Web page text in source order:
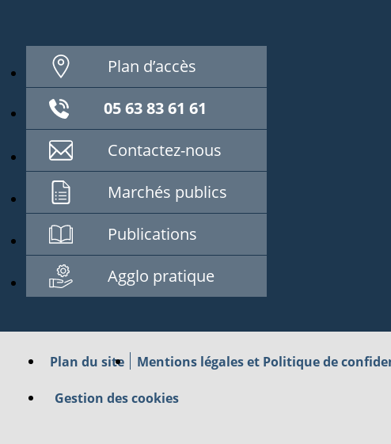
Plan d’accès
05 63 83 61 61
Contactez-nous
Marchés publics
Publications
Agglo pratique
Plan du site Mentions légales et Politique de
Gestion des cookies